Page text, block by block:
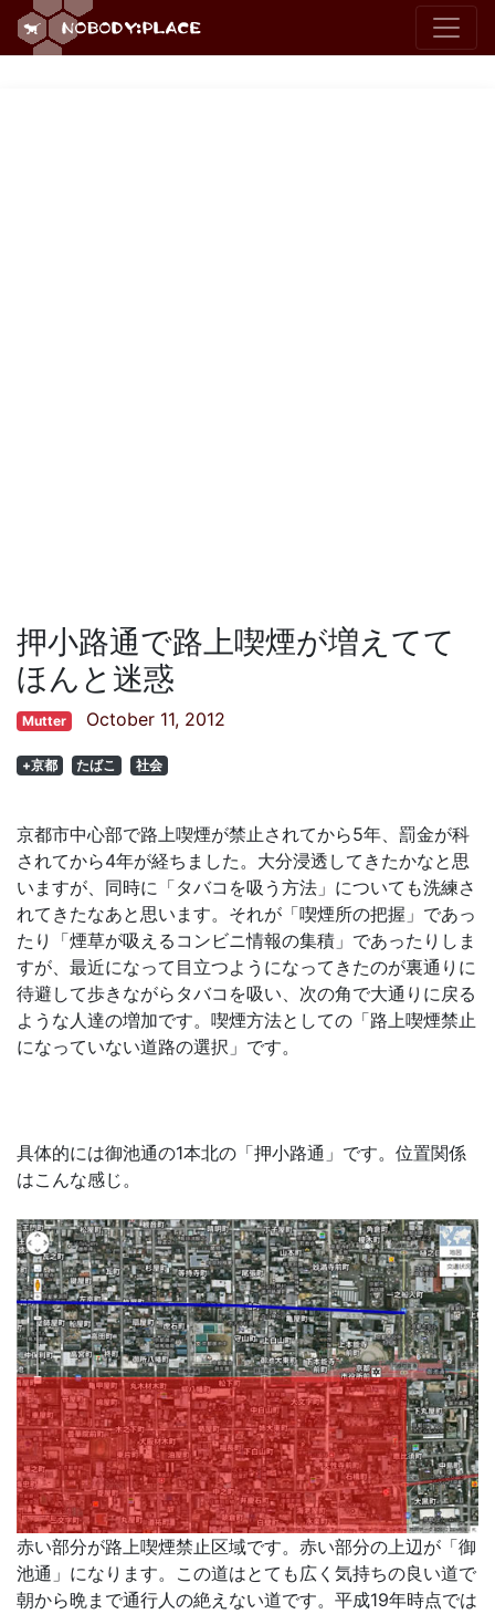
押小路通で路上喫煙が増えてて
ほんと迷惑
Mutter October 11, 2012
+京都 たばこ 社会
京都市中心部で路上喫煙が禁止されてから5年、罰金が科
されてから4年が経ちました。大分浸透してきたかなと思
いますが、同時に「タバコを吸う方法」についても洗練さ
れてきたなあと思います。それが「喫煙所の把握」であっ
たり「煙草が吸えるコンビニ情報の集積」であったりしま
すが、最近になって目立つようになってきたのが裏通りに
待避して歩きながらタバコを吸い、次の角で大通りに戻る
ような人達の増加です。喫煙方法としての「路上喫煙禁止
になっていない道路の選択」です。
具体的には御池通の1本北の「押小路通」です。位置関係
はこんな感じ。
赤い部分が路上喫煙禁止区域です。赤い部分の上辺が「御
池通」になります。この道はとても広く気持ちの良い道で
朝から晩まで通行人の絶えない道です。平成19年時点では